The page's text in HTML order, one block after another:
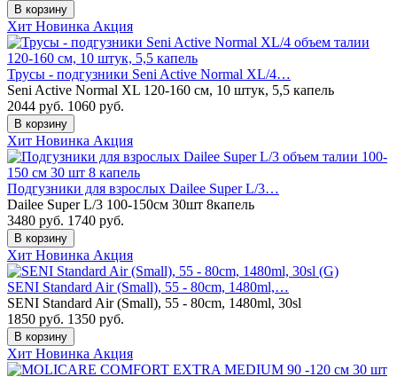
В корзину
Хит Новинка Акция
Трусы - подгузники Seni Active Normal XL/4…
Seni Active Normal XL 120-160 см, 10 штук, 5,5 капель
2044 руб. 1060 руб.
В корзину
Хит Новинка Акция
Подгузники для взрослых Dailee Super L/3…
Dailee Super L/3 100-150см 30шт 8капель
3480 руб. 1740 руб.
В корзину
Хит Новинка Акция
SENI Standard Air (Small), 55 - 80cm, 1480ml,…
SENI Standard Air (Small), 55 - 80cm, 1480ml, 30sl
1850 руб. 1350 руб.
В корзину
Хит Новинка Акция